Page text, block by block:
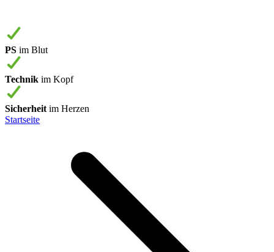
PS im Blut
Technik im Kopf
Sicherheit im Herzen
Startseite